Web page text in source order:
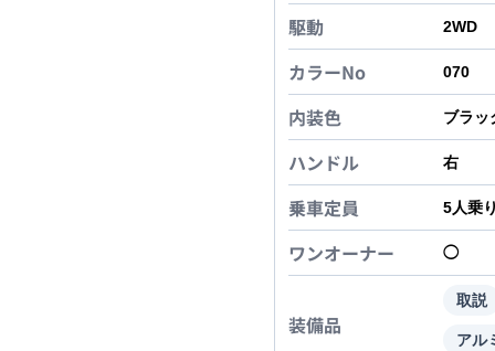
駆動 2WD
カラーNo 070
内装色 ブラッ
ハンドル 右
乗車定員 5人乗
ワンオーナー ◯
装備品
取説
アル